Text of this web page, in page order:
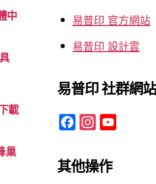
中
載
巢
易普印 官方網站
易普印 設計雲
易普印 社群網站
F
a
c
e
In
st
a
gr
其他操作